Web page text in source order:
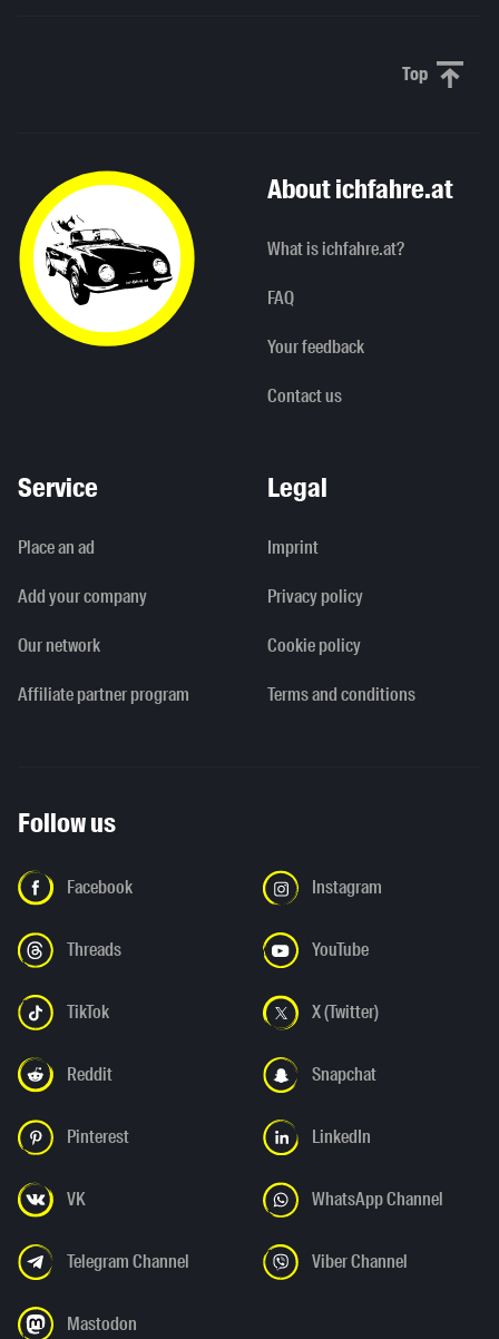
Top Scroll
About ichfahre.at
What is ichfahre.at?
FAQ
Your feedback
Contact us
Service
Place an ad
Add your company
Our network
Affiliate partner program
Legal
Imprint
Privacy policy
Cookie policy
Terms and conditions
Follow us
Facebook Instagram
Threads YouTube
TikTok X (Twitter)
Reddit Snapchat
Pinterest LinkedIn
VK WhatsApp Channel
Telegram Channel Viber Channel
Mastodon